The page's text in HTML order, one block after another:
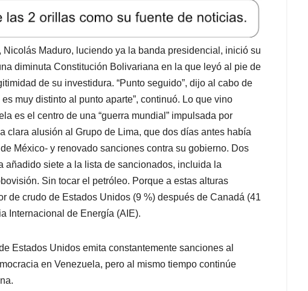
Maduro, luciendo ya la banda presidencial, inició su
diminuta Constitución Bolivariana en la que leyó al pie de
de su investidura. “Punto seguido”, dijo al cabo de
muy distinto al punto aparte”, continuó. Lo que vino
es el centro de una “guerra mundial” impulsada por
clara alusión al Grupo de Lima, que dos días antes había
México- y renovado sanciones contra su gobierno. Dos
añadido siete a la lista de sancionados, incluida la
Sin tocar el petróleo. Porque a estas alturas
de crudo de Estados Unidos (9 %) después de Canadá (41
Internacional de Energía (AIE).
Estados Unidos emita constantemente sanciones al
en Venezuela, pero al mismo tiempo continúe